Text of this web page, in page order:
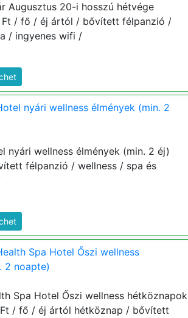
Augusztus 20-i hosszú hétvége
Ft / fő / éj ártól / bővített félpanzió /
/ ingyenes wifi /
nyári wellness élmények (min. 2
nyári wellness élmények (min. 2 éj)
félpanzió / wellness / spa és
Spa Hotel Őszi wellness
2 noapte)
Spa Hotel Őszi wellness hétköznapok
/ fő / éj ártól hétköznap / bővített